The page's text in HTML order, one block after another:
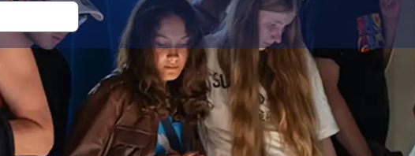
og billetter i Berlin Samurai Museum
for de lokale Severdigheter og guidede turer